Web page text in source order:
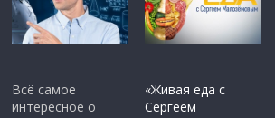
Всё самое
интересное о
«Живая еда с
Сергеем